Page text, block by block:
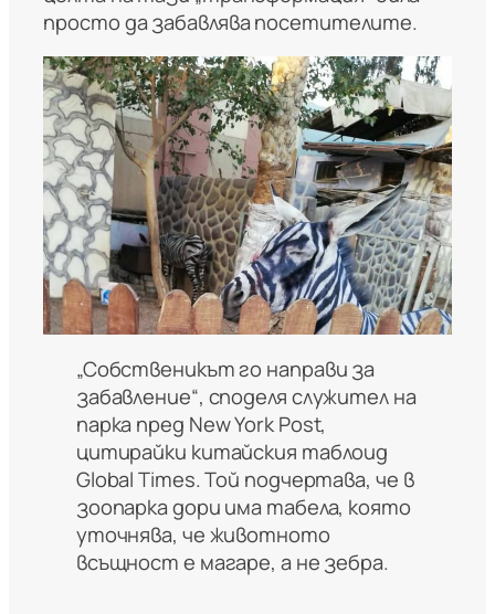
просто да забавлява посетителите.
„Собственикът го направи за
забавление“, споделя служител на
парка пред New York Post,
цитирайки китайския таблоид
Global Times. Той подчертава, че в
зоопарка дори има табела, която
уточнява, че животното
всъщност е магаре, а не зебра.